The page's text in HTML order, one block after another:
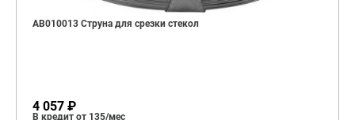
AB010013 Струна для срезки стекол
4 057 ₽
В кредит от 135/мес